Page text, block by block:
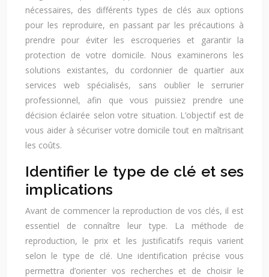
nécessaires, des différents types de clés aux options
pour les reproduire, en passant par les précautions à
prendre pour éviter les escroqueries et garantir la
protection de votre domicile. Nous examinerons les
solutions existantes, du cordonnier de quartier aux
services web spécialisés, sans oublier le serrurier
professionnel, afin que vous puissiez prendre une
décision éclairée selon votre situation. L’objectif est de
vous aider à sécuriser votre domicile tout en maîtrisant
les coûts.
Identifier le type de clé et ses
implications
Avant de commencer la reproduction de vos clés, il est
essentiel de connaître leur type. La méthode de
reproduction, le prix et les justificatifs requis varient
selon le type de clé. Une identification précise vous
permettra d’orienter vos recherches et de choisir le